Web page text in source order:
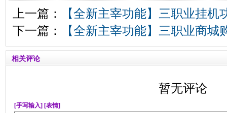
上一篇：
【全新主宰功能】三职业挂机
下一篇：
【全新主宰功能】三职业商城
相关评论
暂无评论
[手写输入] [表情]